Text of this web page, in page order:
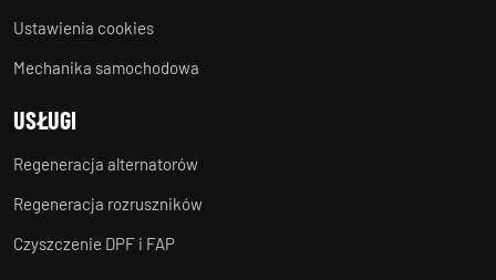
Ustawienia cookies
Mechanika samochodowa
USŁUGI
Regeneracja alternatorów
Regeneracja rozruszników
Czyszczenie DPF i FAP